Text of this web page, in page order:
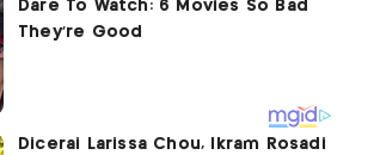
Dicerai Larissa Chou, Ikram Rosadi